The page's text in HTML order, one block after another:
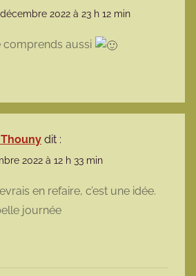
2022 à 23 h 12 min
comprends aussi
dit :
2022 à 12 h 33 min
en refaire, c’est une idée.
journée